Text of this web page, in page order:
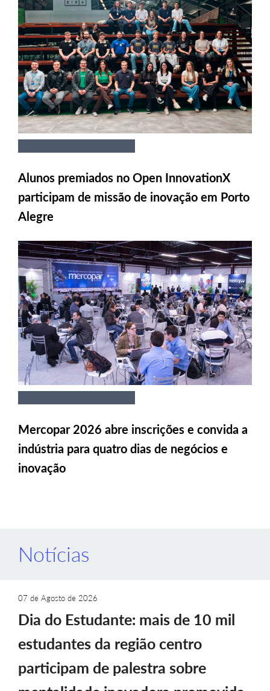
Alunos premiados no Open InnovationX
participam de missão de inovação em Porto
Alegre
Mercopar 2026 abre inscrições e convida a
indústria para quatro dias de negócios e
inovação
Notícias
07 de Agosto de 2026
Dia do Estudante: mais de 10 mil
estudantes da região centro
participam de palestra sobre